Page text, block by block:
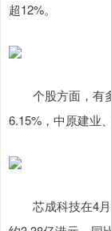
超12%。
个股方面，有多
6.15%，中原建业
芯成科技在4月